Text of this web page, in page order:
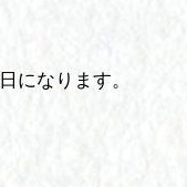
日になります。